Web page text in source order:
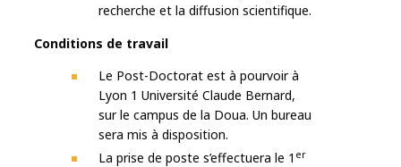
recherche et la diffusion scientifique.
Conditions de travail
Le Post-Doctorat est à pourvoir à
Lyon 1 Université Claude Bernard,
sur le campus de la Doua. Un bureau
sera mis à disposition.
La prise de poste s’effectuera le 1 er